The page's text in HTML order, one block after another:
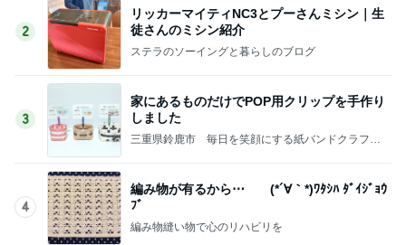
2
リッカーマイティNC3とプーさんミシン｜生
徒さんのミシン紹介
ステラのソーイングと暮らしのブログ
3
家にあるものだけでPOP用クリップを手作り
しました
三重県鈴鹿市 毎日を笑顔にする紙バンドクラフト
4
編み物が有るから⋯ (*´∀｀*)ﾜﾀｼﾊ ﾀﾞｲｼﾞｮｳ
ﾌﾞ
編み物縫い物で心のリハビリを